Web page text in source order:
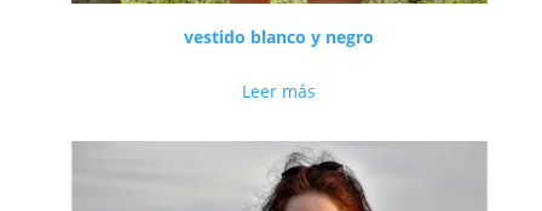
vestido blanco y negro
Leer más